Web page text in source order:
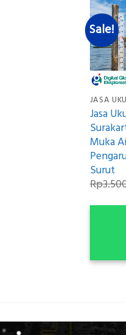
Sale!
JASA
Jasa
Muka
Surut
Rp